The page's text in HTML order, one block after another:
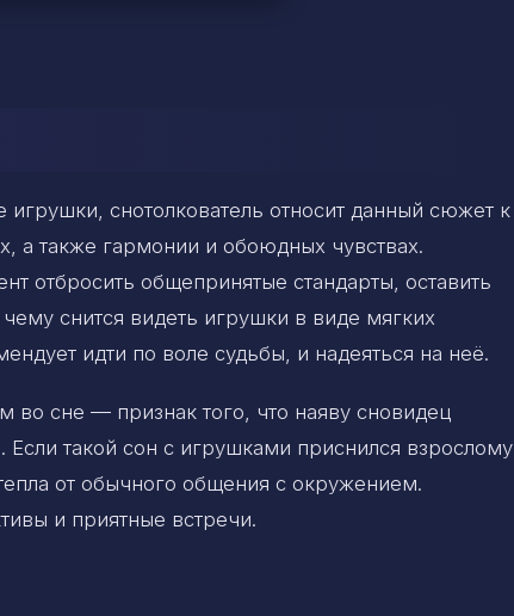
снотолкователь относит данный сюжет к
а также гармонии и обоюдных чувствах.
отбросить общепринятые стандарты, оставить
снится видеть игрушки в виде мягких
идти по воле судьбы, и надеяться на неё.
во сне — признак того, что наяву сновидец
такой сон с игрушками приснился взрослому
от обычного общения с окружением.
и приятные встречи.